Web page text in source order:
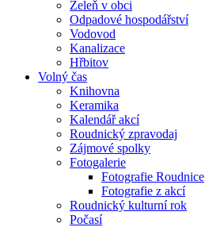
Zeleň v obci
Odpadové hospodářství
Vodovod
Kanalizace
Hřbitov
Volný čas
Knihovna
Keramika
Kalendář akcí
Roudnický zpravodaj
Zájmové spolky
Fotogalerie
Fotografie Roudnice
Fotografie z akcí
Roudnický kulturní rok
Počasí